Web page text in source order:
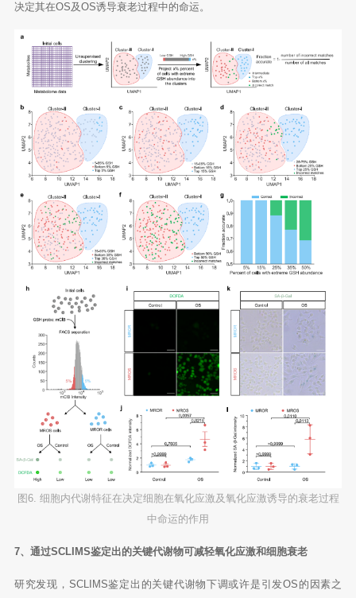
决定其在OS及OS诱导衰老过程中的命运。
图6. 细胞内代谢特征在决定细胞在氧化应激及氧化应激诱导的衰老过程
中命运的作用
7、通过SCLIMS鉴定出的关键代谢物可减轻氧化应激和细胞衰老
研究发现，SCLIMS鉴定出的关键代谢物下调或许是引发OS的因素之